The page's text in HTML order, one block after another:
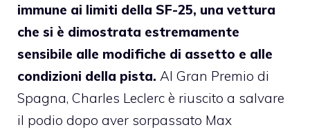
immune ai limiti della SF-25, una vettura
che si è dimostrata estremamente
sensibile alle modifiche di assetto e alle
condizioni della pista. Al Gran Premio di
Spagna, Charles Leclerc è riuscito a salvare
il podio dopo aver sorpassato Max